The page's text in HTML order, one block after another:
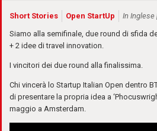
Short Stories Open StartUp
In Inglese
Siamo alla semifinale, due round di sfida
+ 2 idee di travel innovation.
I vincitori dei due round alla finalissima.
Chi vincerà lo Startup Italian Open dentro
di presentare la propria idea a
maggio a Amsterdam.